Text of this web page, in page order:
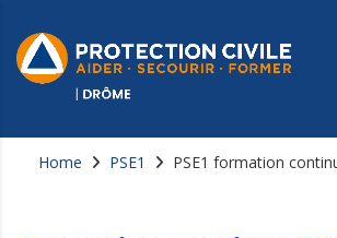
Home PSE1 PSE1 formation